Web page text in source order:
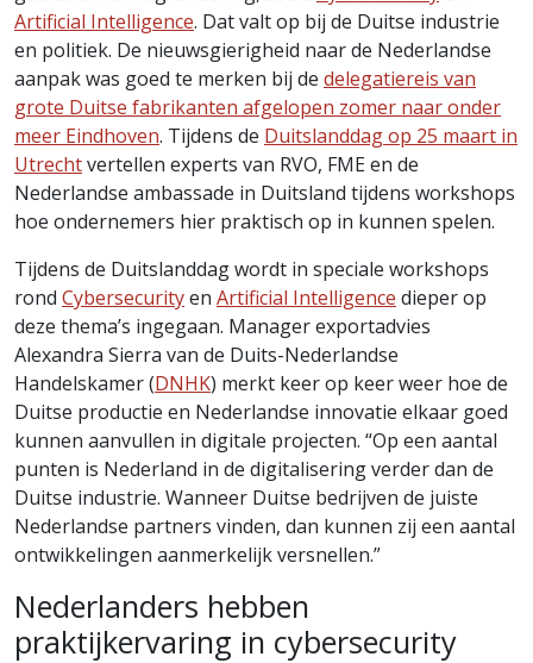
Artificial Intelligence. Dat valt op bij de Duitse industrie
en politiek. De nieuwsgierigheid naar de Nederlandse
aanpak was goed te merken bij de delegatiereis van
grote Duitse fabrikanten afgelopen zomer naar onder
meer Eindhoven. Tijdens de Duitslanddag op 25 maart in
Utrechtvertellen experts van RVO, FME en de
Nederlandse ambassade in Duitsland tijdens workshops
hoe ondernemers hier praktisch op in kunnen spelen.
Tijdens de Duitslanddag wordt in speciale workshops
rond Cybersecurityen Artificial Intelligence dieper op
deze thema’s ingegaan. Manager exportadvies
Alexandra Sierra van de Duits-Nederlandse
Handelskamer (DNHK) merkt keer op keer weer hoe de
Duitse productie en Nederlandse innovatie elkaar goed
kunnen aanvullen in digitale projecten. “Op een aantal
punten is Nederland in de digitalisering verder dan de
Duitse industrie. Wanneer Duitse bedrijven de juiste
Nederlandse partners vinden, dan kunnen zij een aantal
ontwikkelingen aanmerkelijk versnellen.”
Nederlanders hebben
praktijkervaring in cybersecurity